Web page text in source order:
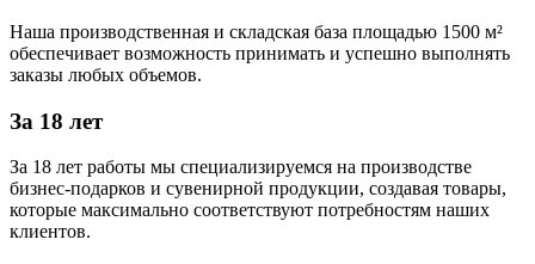
Наша производственная и складская база площадью 1500 м²
обеспечивает возможность принимать и успешно выполнять
заказы любых объемов.
За 18 лет
За 18 лет работы мы специализируемся на производстве
бизнес-подарков и сувенирной продукции, создавая товары,
которые максимально соответствуют потребностям наших
клиентов.